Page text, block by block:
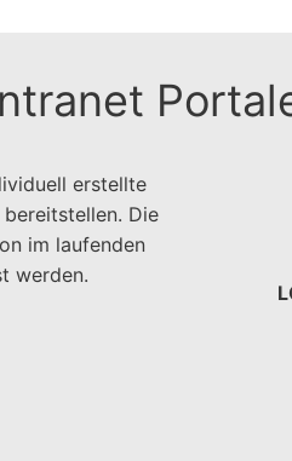
erstellte
Die
im laufenden
werden.